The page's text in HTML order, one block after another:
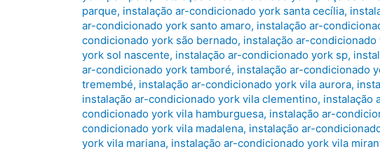
parque, instalação ar-condicionado york santa cecília,
ar-condicionado york santo amaro, instalação ar-
condicionado york são bernado, instalação ar-
york sol nascente, instalação ar-condicionado york sp,
ar-condicionado york tamboré, instalação ar-condicionado
tremembé, instalação ar-condicionado york vila aurora,
instalação ar-condicionado york vila clementino, instalação
condicionado york vila hamburguesa, instalação ar-
condicionado york vila madalena, instalação ar-
york vila mariana, instalação ar-condicionado york vila